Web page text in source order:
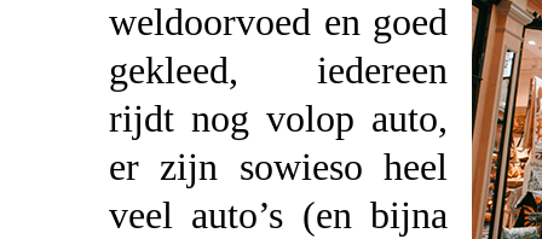
weldoorvoed en goed
gekleed, iedereen
rijdt nog volop auto,
er zijn sowieso heel
veel auto’s (en bijna